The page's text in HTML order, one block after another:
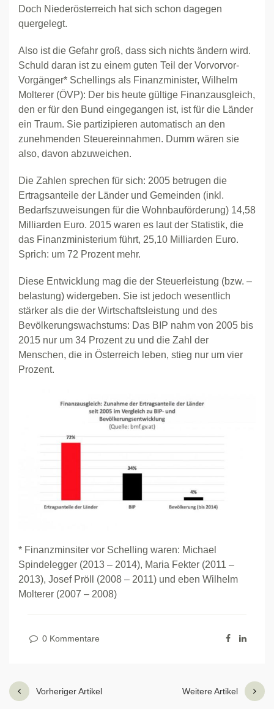
Doch Niederösterreich hat sich schon dagegen
quergelegt.
Also ist die Gefahr groß, dass sich nichts ändern wird.
Schuld daran ist zu einem guten Teil der Vorvorvor-
Vorgänger* Schellings als Finanzminister, Wilhelm
Molterer (ÖVP): Der bis heute gültige Finanzausgleich,
den er für den Bund eingegangen ist, ist für die Länder
ein Traum. Sie partizipieren automatisch an den
zunehmenden Steuereinnahmen. Dumm wären sie
also, davon abzuweichen.
Die Zahlen sprechen für sich: 2005 betrugen die
Ertragsanteile der Länder und Gemeinden (inkl.
Bedarfszuweisungen für die Wohnbauförderung) 14,58
Milliarden Euro. 2015 waren es laut der Statistik, die
das Finanzministerium führt, 25,10 Milliarden Euro.
Sprich: um 72 Prozent mehr.
Diese Entwicklung mag die der Steuerleistung (bzw. –
belastung) widergeben. Sie ist jedoch wesentlich
stärker als die der Wirtschaftsleistung und des
Bevölkerungswachstums: Das BIP nahm von 2005 bis
2015 nur um 34 Prozent zu und die Zahl der
Menschen, die in Österreich leben, stieg nur um vier
Prozent.
* Finanzminsiter vor Schelling waren: Michael
Spindelegger (2013 – 2014), Maria Fekter (2011 –
2013), Josef Pröll (2008 – 2011) und eben Wilhelm
Molterer (2007 – 2008)
0 Kommentare
Vorheriger Artikel Weitere Artikel